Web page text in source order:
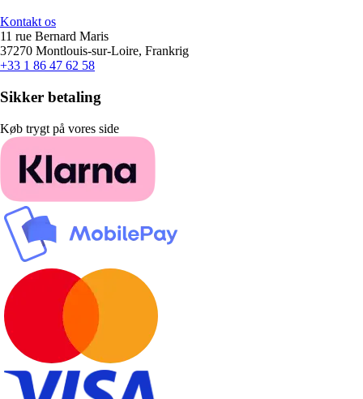
Kontakt os
11 rue Bernard Maris
37270 Montlouis-sur-Loire, Frankrig
+33 1 86 47 62 58
Sikker betaling
Køb trygt på vores side